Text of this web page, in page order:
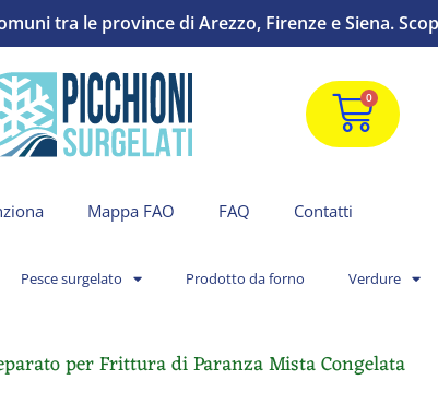
tra le province di Arezzo, Firenze e Siena.
0
Mappa FAO FAQ Contatti
Pesce surgelato Prodotto da forno Verdure
per Frittura di Paranza Mista Congelata